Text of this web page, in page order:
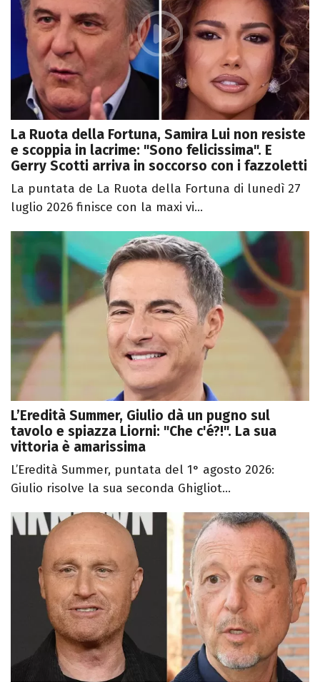
La Ruota della Fortuna, Samira Lui non resiste
e scoppia in lacrime: "Sono felicissima". E
Gerry Scotti arriva in soccorso con i fazzoletti
La puntata de La Ruota della Fortuna di lunedì 27
luglio 2026 finisce con la maxi vi...
L’Eredità Summer, Giulio dà un pugno sul
tavolo e spiazza Liorni: "Che c'é?!". La sua
vittoria è amarissima
L’Eredità Summer, puntata del 1° agosto 2026:
Giulio risolve la sua seconda Ghigliot...